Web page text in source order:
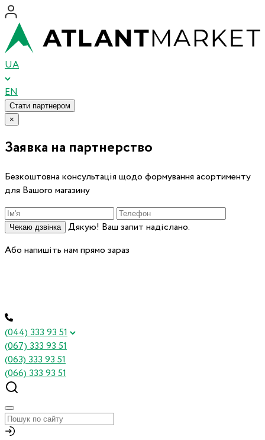
UA
EN
Стати партнером
×
Заявка на партнерство
Безкоштовна консультація щодо формування асортименту
для Вашого магазину
Чекаю дзвінка
Дякую! Ваш запит надіслано.
Або напишіть нам прямо зараз
(044) 333 93 51
(067) 333 93 51
(063) 333 93 51
(066) 333 93 51